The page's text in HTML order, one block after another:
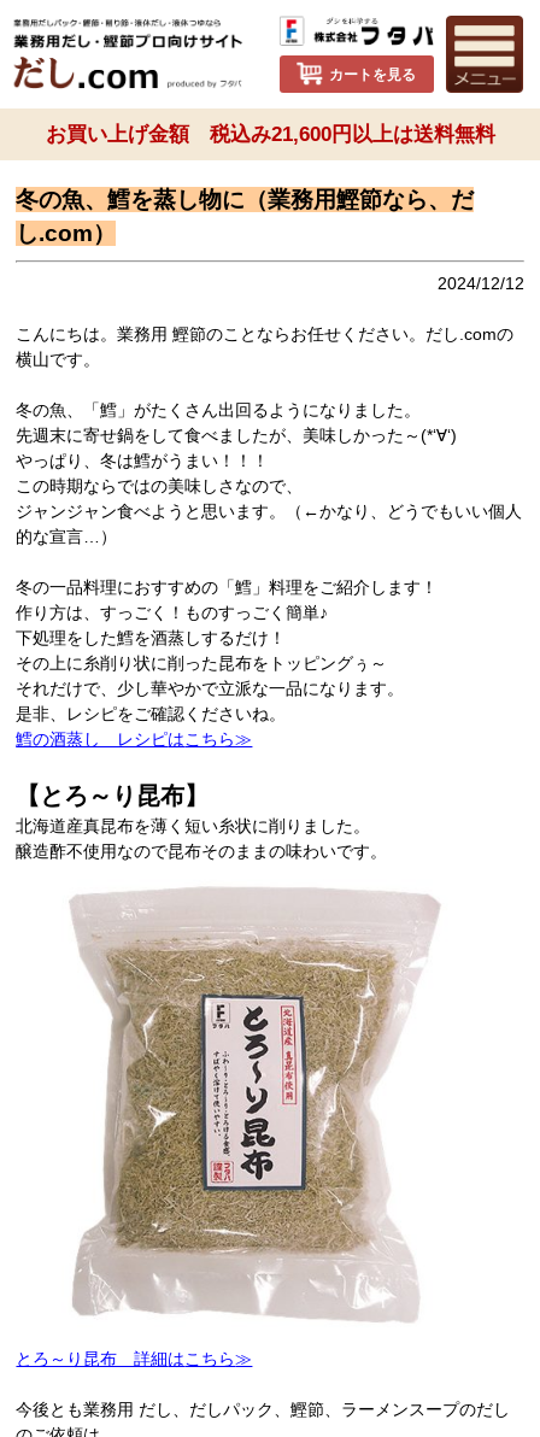
カートを見る
お買い上げ金額 税込み21,600円以上は送料無料
冬の魚、鱈を蒸し物に（業務用鰹節なら、だ
し.com）
2024/12/12
こんにちは。業務用 鰹節のことならお任せください。だし.comの
横山です。
冬の魚、「鱈」がたくさん出回るようになりました。
先週末に寄せ鍋をして食べましたが、美味しかった～(*‘∀‘)
やっぱり、冬は鱈がうまい！！！
この時期ならではの美味しさなので、
ジャンジャン食べようと思います。（←かなり、どうでもいい個人
的な宣言…）
冬の一品料理におすすめの「鱈」料理をご紹介します！
作り方は、すっごく！ものすっごく簡単♪
下処理をした鱈を酒蒸しするだけ！
その上に糸削り状に削った昆布をトッピングぅ～
それだけで、少し華やかで立派な一品になります。
是非、レシピをご確認くださいね。
鱈の酒蒸し レシピはこちら≫
【とろ～り昆布】
北海道産真昆布を薄く短い糸状に削りました。
醸造酢不使用なので昆布そのままの味わいです。
とろ～り昆布 詳細はこちら≫
今後とも業務用 だし、だしパック、鰹節、ラーメンスープのだし